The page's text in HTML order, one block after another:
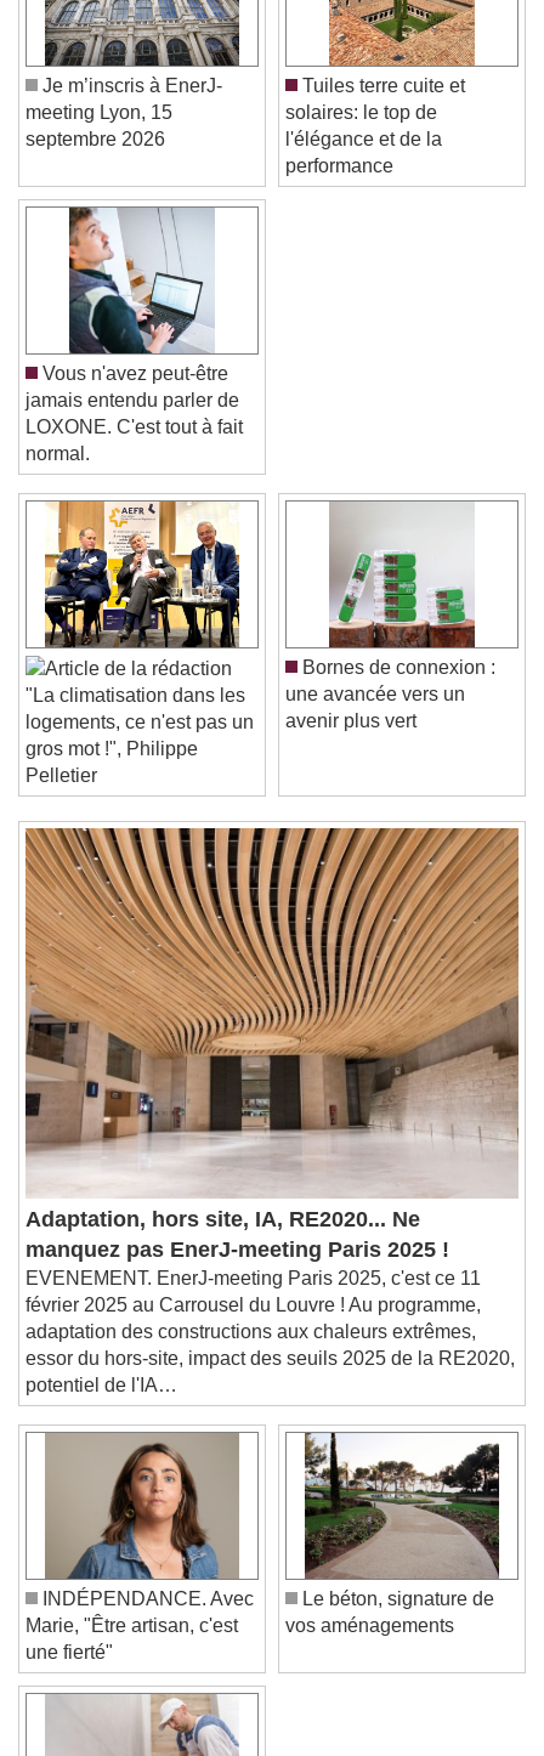
Video Player is loading.
Play Video
Play
Skip Backward
Skip Forward
Unmute
Current Time0:00
/
Duration-:-
Loaded:0%
Stream Type
Remaining Time-0:00
1x
Playback Rate
Chapters
Chapters
Descriptions
descriptions off, selected
Subtitles
subtitles settings, opens subtitles
settings dialog
subtitles off, selected
Audio Track
Picture-in-Picture
Fullscreen
This is a modal window.
Beginning of dialog window. Escape will cancel
and close the window.
Text
Color
Text Background
Color
Caption Area Background
Color
Font Size
Text Edge Style
Je m’inscris à EnerJ-
meeting Lyon, 15
Tuiles terre cuite et
solaires: le top de
l'élégance et de la
performance
Vous n'avez peut-être
jamais entendu parler de
LOXONE. C'est tout à fait
normal.
"La climatisation dans les
logements, ce n'est pas un
gros mot !", Philippe
Pelletier
Bornes de connexion :
une avancée vers un
Adaptation, hors site, IA, RE2020... Ne
manquez pas EnerJ-meeting Paris 2025 !
EVENEMENT. EnerJ-meeting Paris 2025, c'est ce 11
février 2025 au Carrousel du Louvre ! Au programme,
adaptation des constructions aux chaleurs extrêmes,
essor du hors-site, impact des seuils 2025 de la RE2020,
potentiel de l'IA…
INDÉPENDANCE. Avec
Marie, "Être artisan, c'est
une fierté"
Le béton, signature de